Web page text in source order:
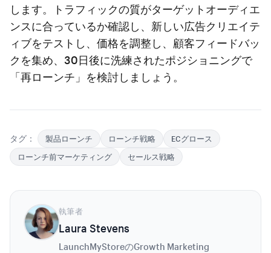
します。トラフィックの質がターゲットオーディエ
ンスに合っているか確認し、新しい広告クリエイテ
ィブをテストし、価格を調整し、顧客フィードバッ
クを集め、30日後に洗練されたポジショニングで
「再ローンチ」を検討しましょう。
タグ： 製品ローンチ ローンチ戦略
ECグロース
ローンチ前マーケティング
セールス戦略
執筆者
Laura Stevens
LaunchMyStoreのGrowth Marketing